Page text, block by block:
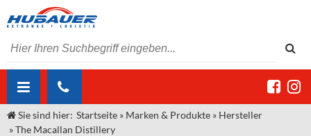
ÜBER UNS
Sie sind hier: Startseite » Marken & Produkte » Hersteller
»The Macallan Distillery